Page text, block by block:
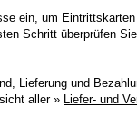
ein, um
Schritt überprüfen
Lieferung und
aller » Liefer- und